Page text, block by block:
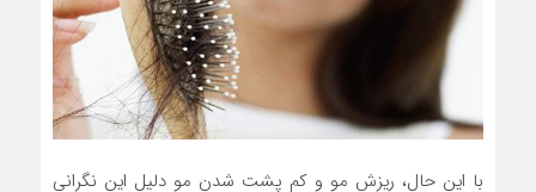
با این حال، ریزش مو و کم پشت شدن مو دلیل این نگرانی